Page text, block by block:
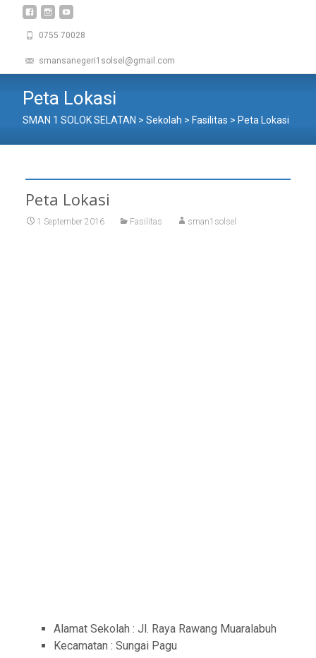
0755 70028
smansanegeri1solsel@gmail.com
Peta Lokasi
SMAN 1 SOLOK SELATAN > Sekolah > Fasilitas > Peta Lokasi
Peta Lokasi
1 September 2016 Fasilitas sman1solsel
Alamat Sekolah : Jl. Raya Rawang Muaralabuh
Kecamatan : Sungai Pagu